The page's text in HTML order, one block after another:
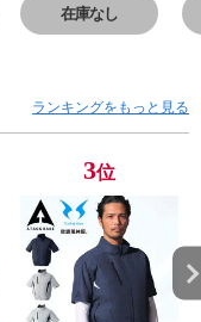
フォーム ローカ
ット Fresh Foam
在庫なし
ランキングをもっと見る
3位